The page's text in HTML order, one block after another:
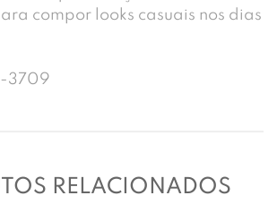
compor looks casuais nos dias
3709
RELACIONADOS